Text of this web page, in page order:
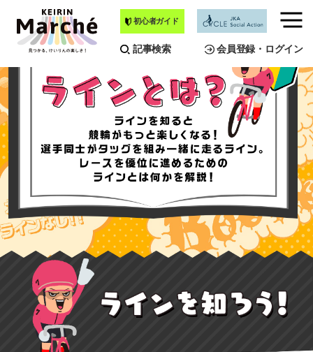
初心者ガイド
記事検索 会員登録・ログイン
メ
ュ
ー
を